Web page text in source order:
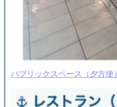
パブリックスペース（夕方便）